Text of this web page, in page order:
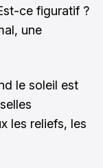
ce figuratif ?
une
le soleil est
les reliefs, les